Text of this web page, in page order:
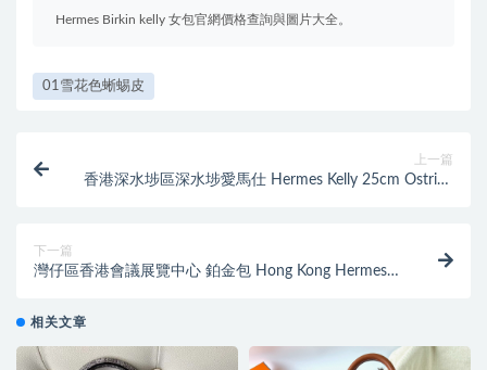
Hermes Birkin kelly 女包官網價格查詢與圖片大全。
01雪花色蜥蜴皮
上一篇
香港深水埗區深水埗愛馬仕 Hermes Kelly 25cm Ostrich
下一篇
灣仔區香港會議展覽中心 鉑金包 Hong Kong Hermes
相关文章